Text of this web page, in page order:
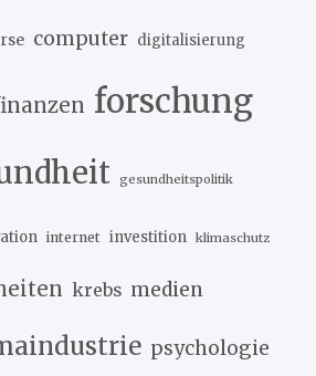
computer digitalisierung
forschung
gesundheitspolitik
internet investition klimaschutz
krebs medien
psychologie